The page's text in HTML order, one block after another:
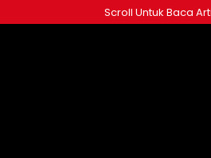
ke
Scroll Untuk Baca